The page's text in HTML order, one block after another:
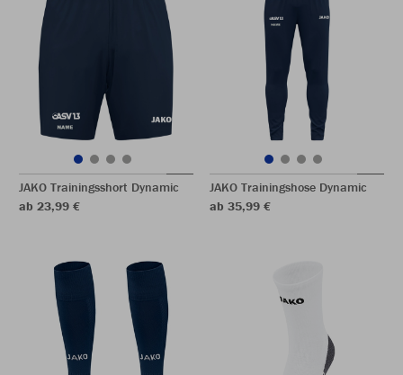
JAKO Trainingsshort Dynamic
ab 23,99 €
JAKO Trainingshose Dynamic
ab 35,99 €